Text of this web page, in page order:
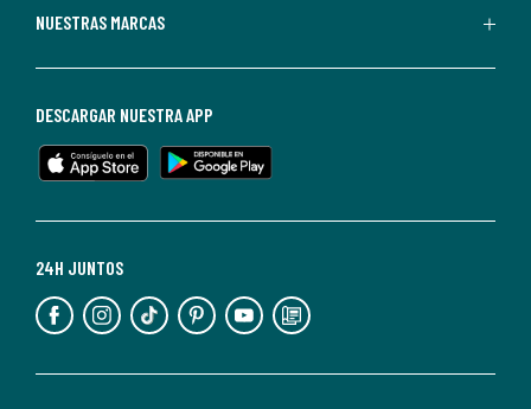
de
en
cualquier
Para
información,
puedes
nuestra
NUESTRAS MARCAS
24H JUNTOS
DESCARGAR NUESTRA APP